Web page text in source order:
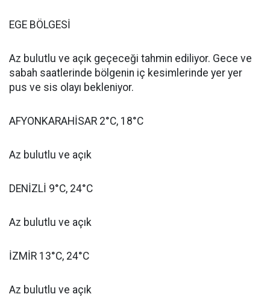
EGE BÖLGESİ
Az bulutlu ve açık geçeceği tahmin ediliyor. Gece ve
sabah saatlerinde bölgenin iç kesimlerinde yer yer
pus ve sis olayı bekleniyor.
AFYONKARAHİSAR 2°C, 18°C
Az bulutlu ve açık
DENİZLİ 9°C, 24°C
Az bulutlu ve açık
İZMİR 13°C, 24°C
Az bulutlu ve açık